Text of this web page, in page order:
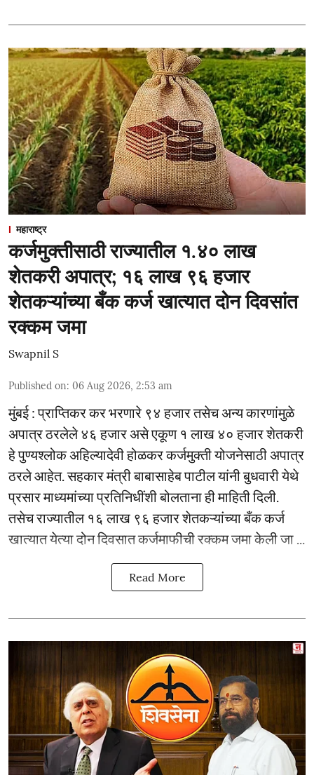
महाराष्ट्र
कर्जमुक्तीसाठी राज्यातील १.४० लाख
शेतकरी अपात्र; १६ लाख ९६ हजार
शेतकऱ्यांच्या बँक कर्ज खात्यात दोन दिवसांत
रक्कम जमा
Swapnil S
Published on: 06 Aug 2026, 2:53 am
मुंबई : प्राप्तिकर कर भरणारे ९४ हजार तसेच अन्य कारणांमुळे
अपात्र ठरलेले ४६ हजार असे एकूण १ लाख ४० हजार शेतकरी
हे पुण्यश्लोक अहिल्यादेवी होळकर कर्जमुक्ती योजनेसाठी अपात्र
ठरले आहेत. सहकार मंत्री बाबासाहेब पाटील यांनी बुधवारी येथे
प्रसार माध्यमांच्या प्रतिनिधींशी बोलताना ही माहिती दिली.
तसेच राज्यातील १६ लाख ९६ हजार शेतकऱ्यांच्या बँक कर्ज
खात्यात येत्या दोन दिवसात कर्जमाफीची रक्कम जमा केली जा ...
Read More